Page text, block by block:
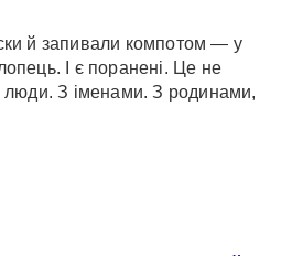
й запивали компотом — у
І є поранені. Це не
люди. З іменами. З родинами,